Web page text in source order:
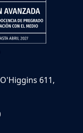
611,